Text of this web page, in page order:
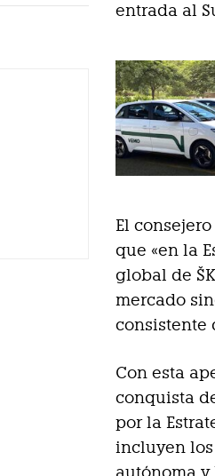
entrada al
El
que «en la
global de
mercado
consistente
Con esta
conquista
por la
incluyen
autónoma